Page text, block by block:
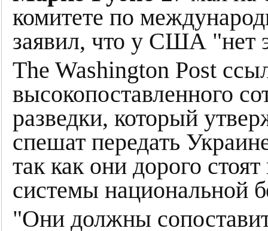
комитете по
заявил, что у США "нет
The Washington Post
высокопоставленного
разведки, который
спешат передать
так как они дорого
системы национальной
"Они должны